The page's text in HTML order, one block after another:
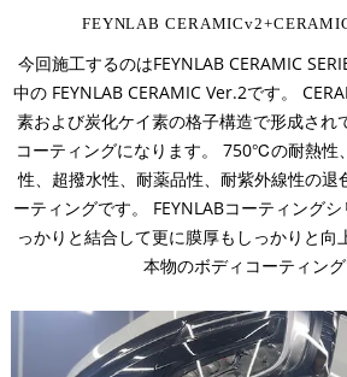
FEYNLAB
今回施工するのはFEYNLAB CERAMIC
中の FEYNLAB CERAMIC Ver.2です。
素および炭化ケイ素の格子構造で形成され
コーティングになります。 750℃の耐熱性
性、超撥水性、耐薬品性、耐紫外線性の退
ーティングです。 FEYNLABコーティング
っかりと結合して更に膜厚もしっかりと向
本物のボディコーティング